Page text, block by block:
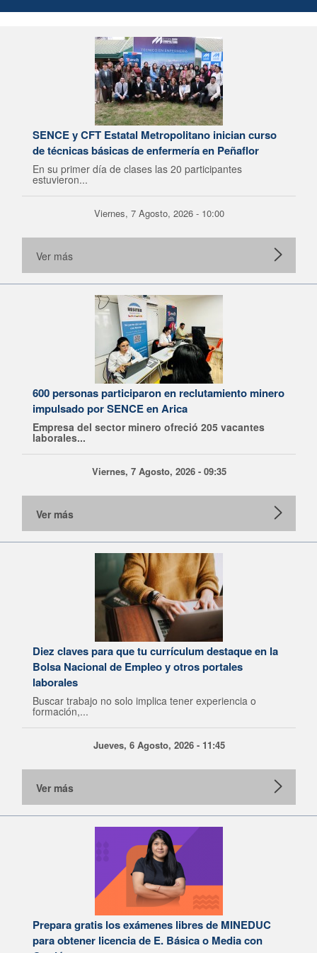
SENCE y CFT Estatal Metropolitano inician curso
de técnicas básicas de enfermería en Peñaflor
En su primer día de clases las 20 participantes
estuvieron...
Viernes, 7 Agosto, 2026 - 10:00
Ver más
600 personas participaron en reclutamiento minero
impulsado por SENCE en Arica
Empresa del sector minero ofreció 205 vacantes
laborales...
Viernes, 7 Agosto, 2026 - 09:35
Ver más
Diez claves para que tu currículum destaque en la
Bolsa Nacional de Empleo y otros portales
laborales
Buscar trabajo no solo implica tener experiencia o
formación,...
Jueves, 6 Agosto, 2026 - 11:45
Ver más
Prepara gratis los exámenes libres de MINEDUC
para obtener licencia de E. Básica o Media con